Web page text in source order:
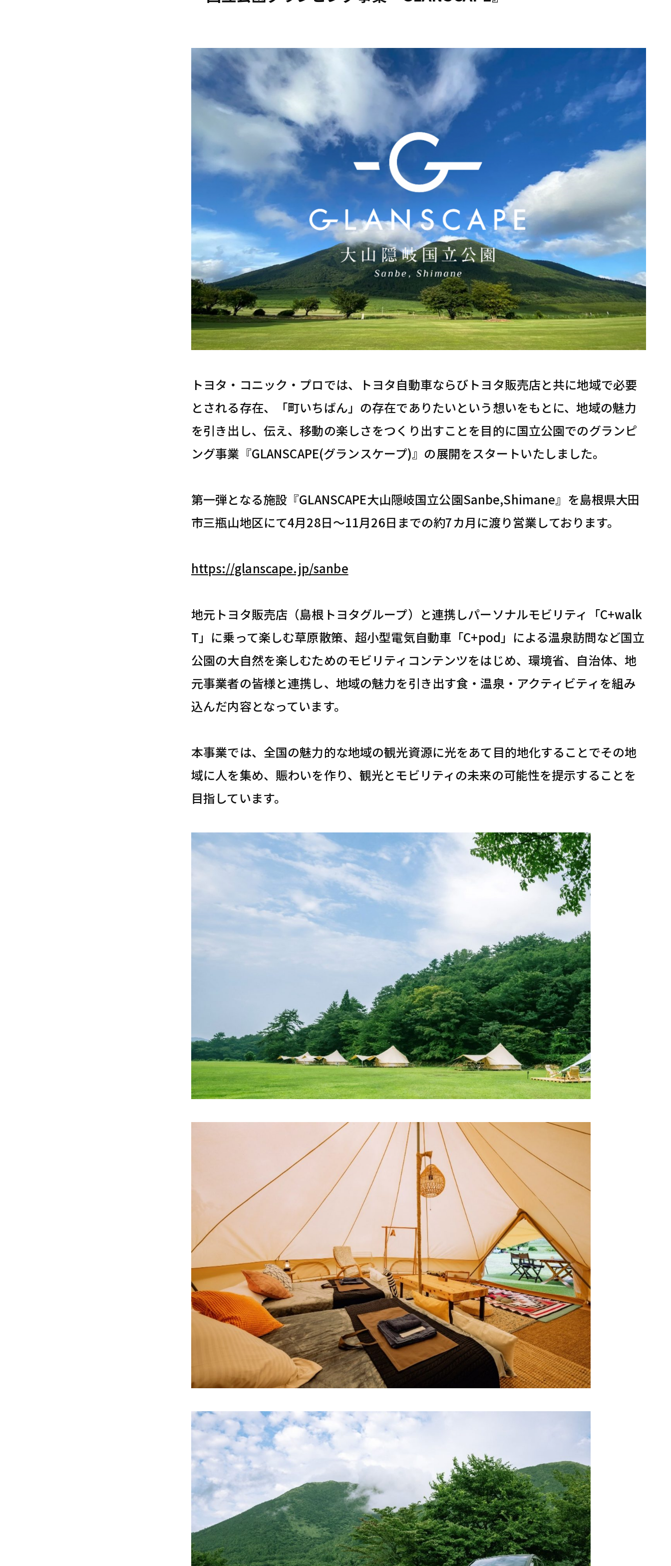
トヨタ・コニック・プロでは、トヨタ自動車ならびトヨタ販売店と共に地域で必要
とされる存在、「町いちばん」の存在でありたいという想いをもとに、地域の魅力
を引き出し、伝え、移動の楽しさをつくり出すことを目的に国立公園でのグランピ
ング事業『GLANSCAPE(グランスケープ)』の展開をスタートいたしました。
第一弾となる施設『GLANSCAPE大山隠岐国立公園Sanbe,Shimane』を島根県大田
市三瓶山地区にて4月28日～11月26日までの約7カ月に渡り営業しております。
https://glanscape.jp/sanbe
地元トヨタ販売店（島根トヨタグループ）と連携しパーソナルモビリティ「C+walk
T」に乗って楽しむ草原散策、超小型電気自動車「C+pod」による温泉訪問など国立
公園の大自然を楽しむためのモビリティコンテンツをはじめ、環境省、自治体、地
元事業者の皆様と連携し、地域の魅力を引き出す食・温泉・アクティビティを組み
込んだ内容となっています。
本事業では、全国の魅力的な地域の観光資源に光をあて目的地化することでその地
域に人を集め、賑わいを作り、観光とモビリティの未来の可能性を提示することを
目指しています。